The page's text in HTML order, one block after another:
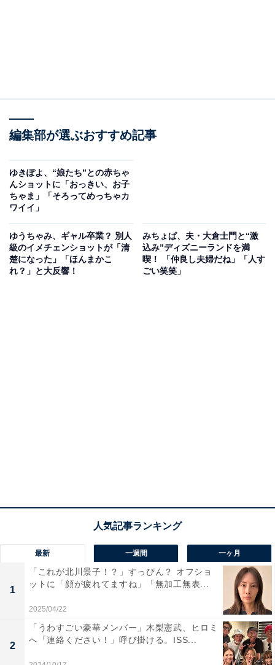
編集部が選ぶおすすめ記事
ゆきぽよ、“娘たち”との赤ちゃ
んショットに「おっきい、お子
ちゃま」「そろってめっちゃカ
ワイイ」
ゆうちゃみ、ギャル卒業？ 別人
級のイメチェンショットが「清
楚になった」「ほんまかこ
れ？」と大反響！
みちょぱ、夫・大倉士門と“激
込み”ディズニーランドを満
喫！ 「仲良し夫婦だね」「人す
ごい笑笑」
最新 一週間 一ヶ月
1
「これが北川景子！？」すっぴん？ オフショ
ットに「顔が疲れてますね」「無加工無表...
2025/04/22
2
「うわすごい豪華メンバー」木梨憲武、ヒロミ
へ「連絡ください！」呼び掛ける。ISS...